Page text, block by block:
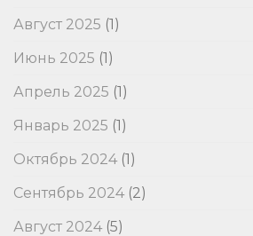
Август 2025 (1)
Июнь 2025 (1)
Апрель 2025 (1)
Январь 2025 (1)
Октябрь 2024 (1)
Сентябрь 2024 (2)
Август 2024 (5)